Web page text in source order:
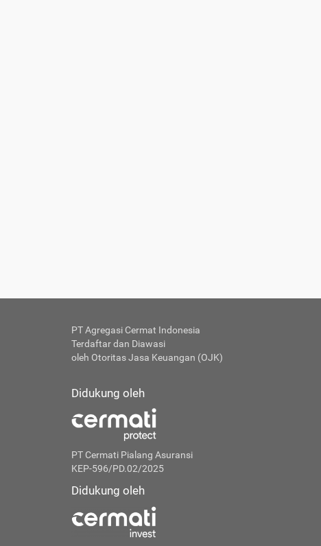
PT Agregasi Cermat Indonesia
Terdaftar dan Diawasi
oleh Otoritas Jasa Keuangan (OJK)
Didukung oleh
PT Cermati Pialang Asuransi
KEP-596/PD.02/2025
Didukung oleh